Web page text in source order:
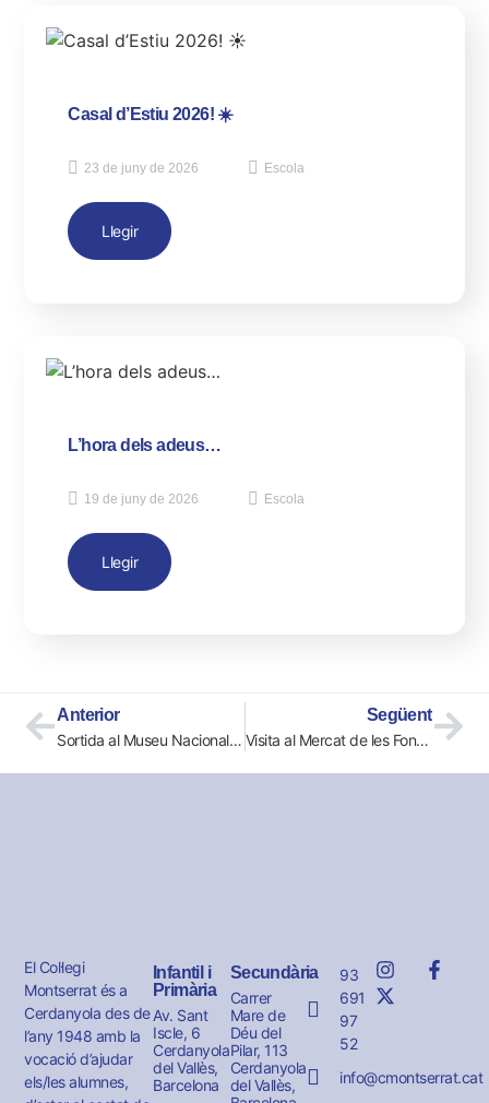
Casal d’Estiu 2026! ☀️
23 de juny de 2026 Escola
Llegir
L’hora dels adeus…
19 de juny de 2026 Escola
Llegir
Anterior
Sortida al Museu Nacional d’Art de Catalunya (MNAC)
Següent
Visita al Mercat de les Fontetes
El Col·legi
Montserrat és a
Cerdanyola des de
l’any 1948 amb la
vocació d’ajudar
els/les alumnes,
Infantil i
Primària
Av. Sant
Iscle, 6
Cerdanyola
del Vallès,
Barcelona
Secundària
Carrer
Mare de
Déu del
Pilar, 113
Cerdanyola
del Vallès,
93
691
97
52
info@cmontserrat.cat